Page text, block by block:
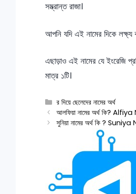
সম্ভ্রান্ত রাজা।
আপনি যদি এই নামের দিকে লক্ষ্য
এছাড়াও এই নামের যে ইংরেজি
মাত্র ১টি।
Categories
র দিয়ে ছেলেদের নামের অর্থ
আলফিয়া নামের অর্থ কি?
সুনিয়া নামের অর্থ কি ?